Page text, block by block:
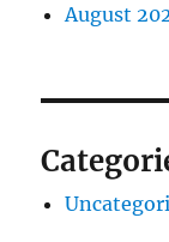
August